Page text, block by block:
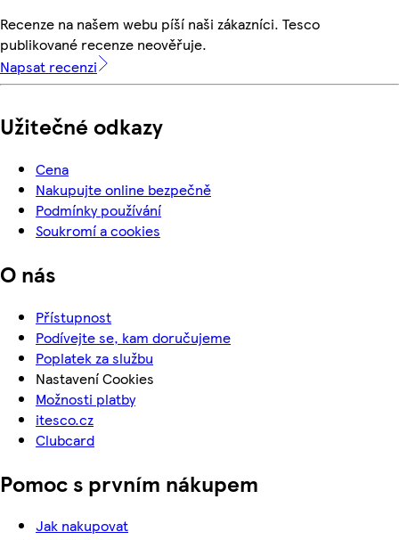
Recenze na našem webu píší naši zákazníci. Tesco
publikované recenze neověřuje.
Napsat recenzi
Užitečné odkazy
Cena
Nakupujte online bezpečně
Podmínky používání
Soukromí a cookies
O nás
Přístupnost
Podívejte se, kam doručujeme
Poplatek za službu
Nastavení Cookies
Možnosti platby
itesco.cz
Clubcard
Pomoc s prvním nákupem
Jak nakupovat